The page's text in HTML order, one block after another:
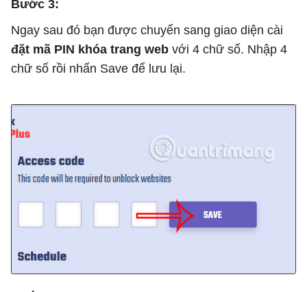
Bước 3:
Ngay sau đó bạn được chuyển sang giao diện cài
đặt mã PIN khóa trang web với 4 chữ số. Nhập 4
chữ số rồi nhấn Save để lưu lại.